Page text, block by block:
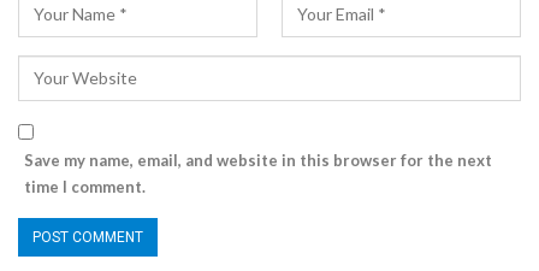
Save my name, email, and website in this browser for the next
time I comment.